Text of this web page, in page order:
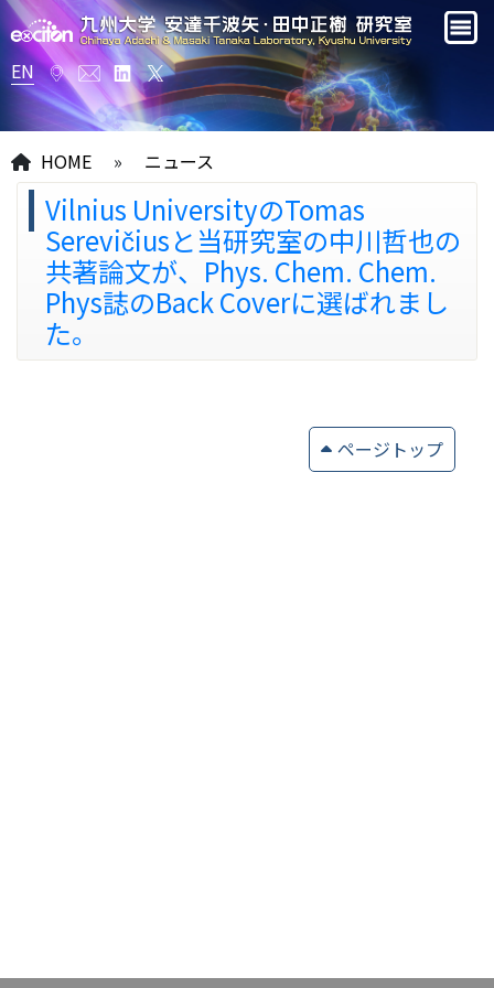
EN
HOME » ニュース
Vilnius UniversityのTomas
Serevičiusと当研究室の中川哲也の
共著論文が、Phys. Chem. Chem.
Phys誌のBack Coverに選ばれまし
た。
ページトップ